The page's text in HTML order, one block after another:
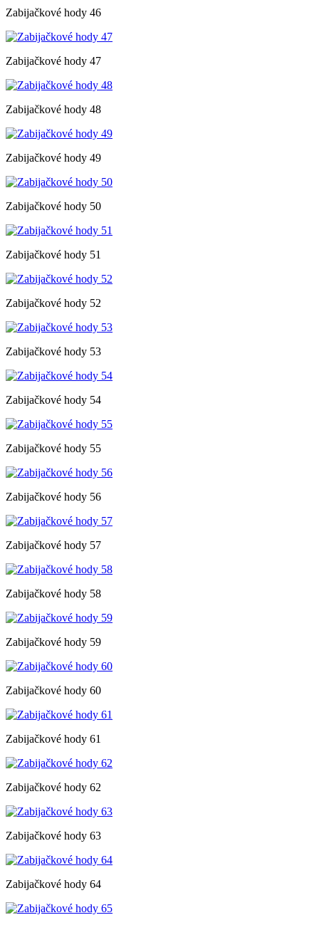
Zabijačkové hody 46
Zabijačkové hody 47
Zabijačkové hody 48
Zabijačkové hody 49
Zabijačkové hody 50
Zabijačkové hody 51
Zabijačkové hody 52
Zabijačkové hody 53
Zabijačkové hody 54
Zabijačkové hody 55
Zabijačkové hody 56
Zabijačkové hody 57
Zabijačkové hody 58
Zabijačkové hody 59
Zabijačkové hody 60
Zabijačkové hody 61
Zabijačkové hody 62
Zabijačkové hody 63
Zabijačkové hody 64